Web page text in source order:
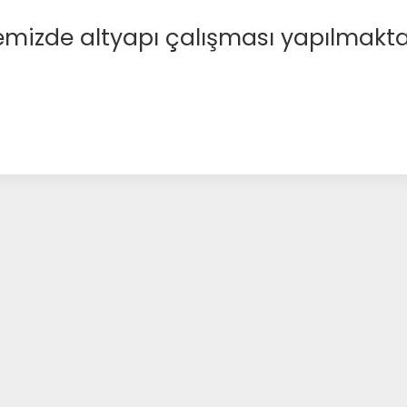
altyapı çalışması